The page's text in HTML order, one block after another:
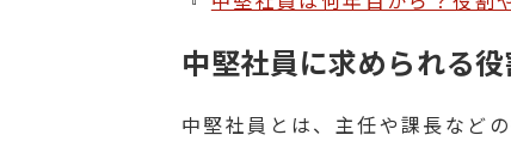
中堅社員に求められる役
中堅社員とは、主任や課長など